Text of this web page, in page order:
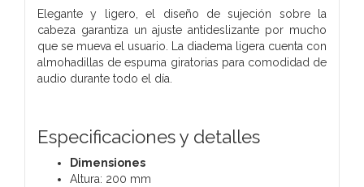
Elegante y ligero, el diseño de sujeción sobre la
cabeza garantiza un ajuste antideslizante por mucho
que se mueva el usuario. La diadema ligera cuenta con
almohadillas de espuma giratorias para comodidad de
audio durante todo el día.
Especificaciones y detalles
Dimensiones
Altura: 200 mm